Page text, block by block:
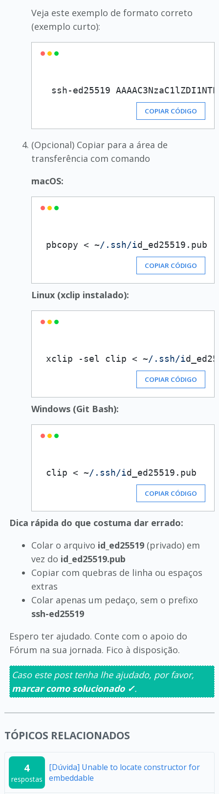
Veja este exemplo de formato correto
(exemplo curto):
ssh-ed25519
COPIAR CÓDIGO
(Opcional) Copiar para a área de
transferência com comando
macOS:
pbcopy < ~/.ssh/id_ed25519. pub
COPIAR CÓDIGO
Linux (xclip instalado):
xclip -sel clip < ~/.ssh/i
COPIAR CÓDIGO
Windows (Git Bash):
clip < ~/.ssh/id_ed25519. pub
COPIAR CÓDIGO
Dica rápida do que costuma dar errado:
Colar o arquivo id_ed25519(privado) em
vez do id_ed25519.pub
Copiar com quebras de linha ou espaços
extras
Colar apenas um pedaço, sem o prefixo
ssh-ed25519
Espero ter ajudado. Conte com o apoio do
Fórum na sua jornada. Fico à disposição.
Caso este post tenha lhe ajudado, por favor,
marcar como solucionado ✓.
TÓPICOS RELACIONADOS
4
respostas
[Dúvida] Unable to locate constructor for
embeddable